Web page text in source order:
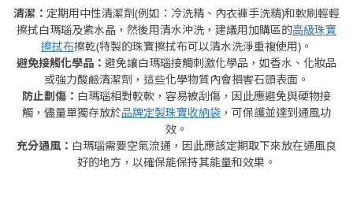
清潔： 定期用中性清潔劑(例如：冷洗精、內衣褲手洗精)和軟刷輕輕
擦拭白瑪瑙及紫水晶，然後用清水沖洗，建議用加購區的高級珠寶
擦拭布擦乾(特製的珠寶擦拭布可以清水洗淨重複使用)。
避免接觸化學品： 避免讓白瑪瑙接觸刺激化學品，如香水、化妝品
或強力酸鹼清潔劑，這些化學物質內會損害石頭表面。
防止劃傷： 白瑪瑙相對較軟，容易被刮傷，因此應避免與硬物接
觸，儘量單獨存放於品牌定製珠寶收納袋 ，可保護並達到通風功
效。
充分通風： 白瑪瑙需要空氣流通，因此應該定期取下來放在通風良
好的地方，以確保能保持其能量和效果。